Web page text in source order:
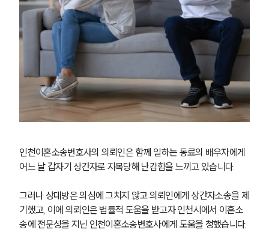
인천이혼소송변호사의 의뢰인은 함께 일하는 동료의 배우자에게
어느 날 갑자기 상간자로 지목당해 난감함을 느끼고 있습니다.
그러나 상대방은 의심에 그치지 않고 의뢰인에게 상간자소송을 제
기했고, 이에 의뢰인은 법률적 도움을 받고자 인천시에서 이혼소
송에 전문성을 지닌 인천이혼소송변호사에게 도움을 청했습니다.